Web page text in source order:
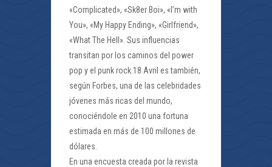
«Complicated», «Sk8er Boi», «I’m with
You», «My Happy Ending», «Girlfriend»,
«What The Hell». Sus influencias
transitan por los caminos del power
pop y el punk rock.18 Avril es también,
según Forbes, una de las celebridades
jóvenes más ricas del mundo,
conociéndole en 2010 una fortuna
estimada en más de 100 millones de
dólares.
En una encuesta creada por la revista